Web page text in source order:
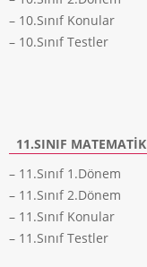
– 10.Sınıf Konular
– 10.Sınıf Testler
11.SINIF MATEMATIK
– 11.Sınıf 1.Dönem
– 11.Sınıf 2.Dönem
– 11.Sınıf Konular
– 11.Sınıf Testler